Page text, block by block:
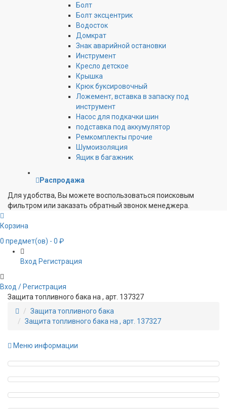
Болт
Болт эксцентрик
Водосток
Домкрат
Знак аварийной остановки
Инструмент
Кресло детское
Крышка
Крюк буксировочный
Ложемент, вставка в запаску под
инструмент
Насос для подкачки шин
подставка под аккумулятор
Ремкомплекты прочие
Шумоизоляция
Ящик в багажник
Распродажа
Для удобства, Вы можете воспользоваться поисковым
фильтром или заказать обратный звонок менеджера.
Корзина
0 предмет(ов) - 0 ₽
Вход Регистрация
Вход / Регистрация
Защита топливного бака на , арт. 137327
Защита топливного бака
Защита топливного бака на , арт. 137327
Меню информации